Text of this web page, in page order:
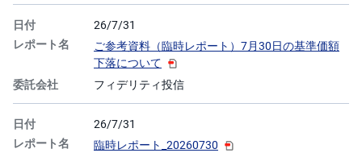
26/7/31
ご参考資料（臨時レポート）7月30日の基準価額
下落について
フィデリティ投信
26/7/31
臨時レポート_20260730